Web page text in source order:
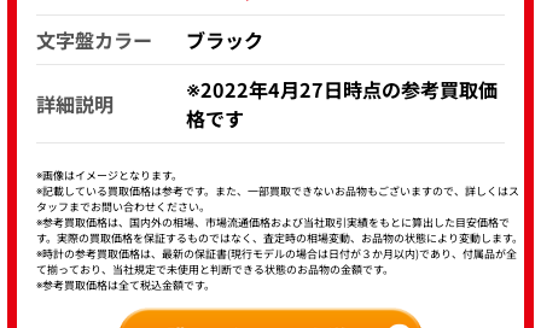
文字盤カラー ブラック
詳細説明
※2022年4月27日時点の参考買取価
格です
※画像はイメージとなります。
※記載している買取価格は参考です。また、一部買取できないお品物もございますので、詳しくはス
タッフまでお問い合わせください。
※参考買取価格は、国内外の相場、市場流通価格および当社取引実績をもとに算出した目安価格で
す。実際の買取価格を保証するものではなく、査定時の相場変動、お品物の状態により変動します。
※時計の参考買取価格は、最新の保証書(現行モデルの場合は日付が３か月以内)であり、付属品が全
て揃っており、当社規定で未使用と判断できる状態のお品物の金額です。
※参考買取価格は全て税込金額です。